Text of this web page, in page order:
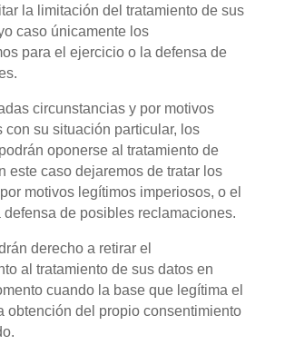
la limitación del tratamiento de sus
caso únicamente los
para el ejercicio o la defensa de
circunstancias y por motivos
con su situación particular, los
oponerse al tratamiento de
este caso dejaremos de tratar los
motivos legítimos imperiosos, o el
de posibles reclamaciones.
derecho a retirar el
al tratamiento de sus datos en
cuando la base que legítima el
obtención del propio consentimiento